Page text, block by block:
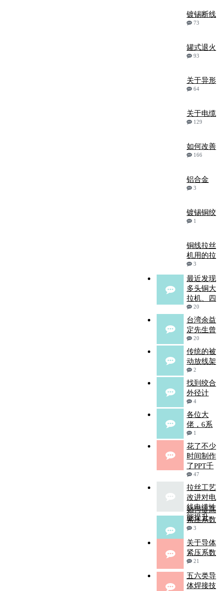
镀锡断线
73
罐式退火
93
关于异形
64
关于电缆
129
如何改善
166
铝合金
3
镀锡铜绞
1
铜线拉丝
机用的拉
3
最近发现
多头铜大
拉机、四
20
台湾余益
定先生曾
20
传统的被
动放线架
2
找到绞合
外径计
4
各位大
佬，6系
1
花了不少
时间制作
了PPT千
47
拉丝工艺
改进对电
线电缆性
能提升
如何提高
紧压系数
3
关于导体
紧压系数
21
五六类导
体焊接技